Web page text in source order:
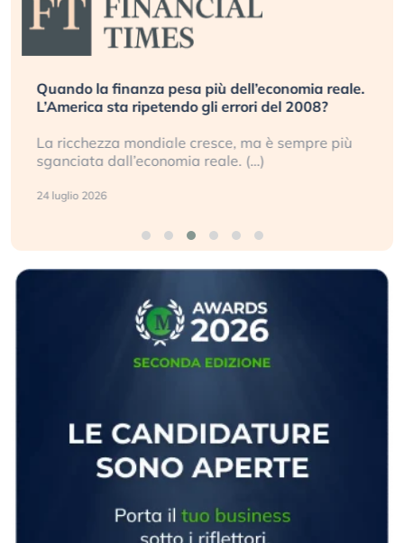
Quando la finanza pesa più dell’economia reale.
L’America sta ripetendo gli errori del 2008?
La ricchezza mondiale cresce, ma è sempre più
sganciata dall’economia reale. (…)
24 luglio 2026